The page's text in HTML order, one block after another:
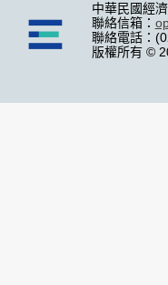
中華民國經
聯絡信箱：
聯絡電話：
版權所有 ©